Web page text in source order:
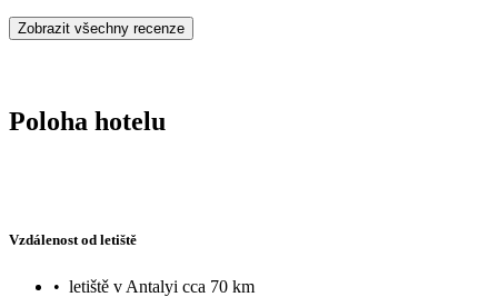
Zobrazit všechny recenze
Poloha hotelu
Vzdálenost od letiště
• letiště v Antalyi cca 70 km